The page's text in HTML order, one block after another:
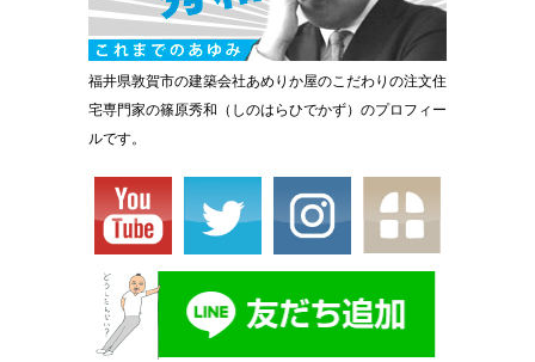
福井県敦賀市の建築会社あめりか屋のこだわりの注文住
宅専門家の篠原秀和（しのはらひでかず）のプロフィー
ルです。